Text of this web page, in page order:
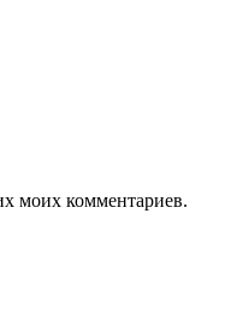
моих комментариев.